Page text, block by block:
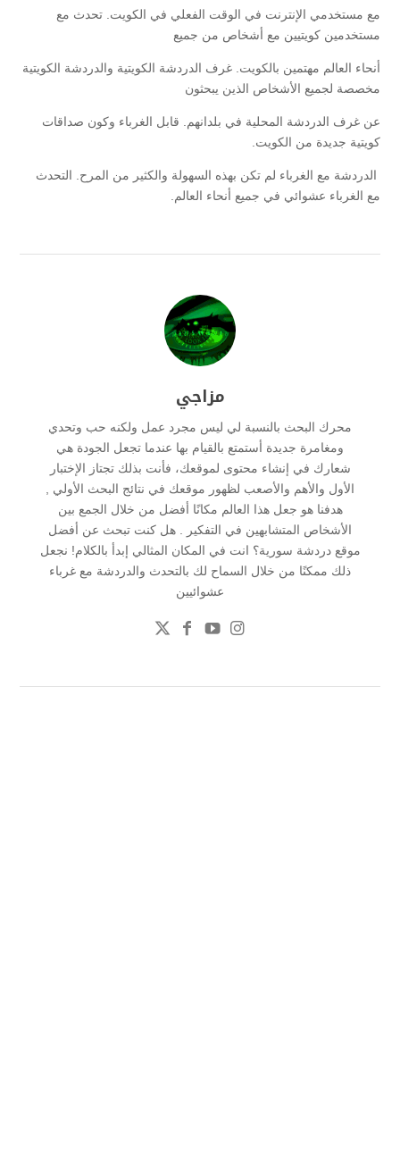
مع مستخدمي الإنترنت في الوقت الفعلي في الكويت. تحدث مع
مستخدمين كويتيين مع أشخاص من جميع
أنحاء العالم مهتمين بالكويت. غرف الدردشة الكويتية والدردشة الكويتية
مخصصة لجميع الأشخاص الذين يبحثون
عن غرف الدردشة المحلية في بلدانهم. قابل الغرباء وكون صداقات
كويتية جديدة من الكويت.
الدردشة مع الغرباء لم تكن بهذه السهولة والكثير من المرح. التحدث
مع الغرباء عشوائي في جميع أنحاء العالم.
مزاجي
محرك البحث بالنسبة لي ليس مجرد عمل ولكنه حب وتحدي
ومغامرة جديدة أستمتع بالقيام بها عندما تجعل الجودة هي
شعارك في إنشاء محتوى لموقعك، فأنت بذلك تجتاز الإختبار
الأول والأهم والأصعب لظهور موقعك في نتائج البحث الأولي ,
هدفنا هو جعل هذا العالم مكانًا أفضل من خلال الجمع بين
الأشخاص المتشابهين في التفكير . هل كنت تبحث عن أفضل
موقع دردشة سورية؟ انت في المكان المثالي إبدأ بالكلام! نجعل
ذلك ممكنًا من خلال السماح لك بالتحدث والدردشة مع غرباء
عشوائيين